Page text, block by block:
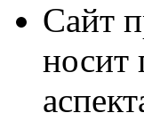
Сайт
носит